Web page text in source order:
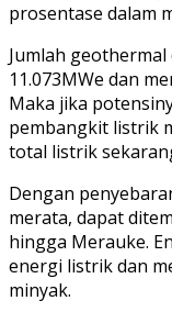
prosentase dalam
Jumlah
11.073MWe dan
Maka jika
pembangkit listrik
total listrik
Dengan
merata, dapat
hingga Merauke.
energi listrik dan
minyak.